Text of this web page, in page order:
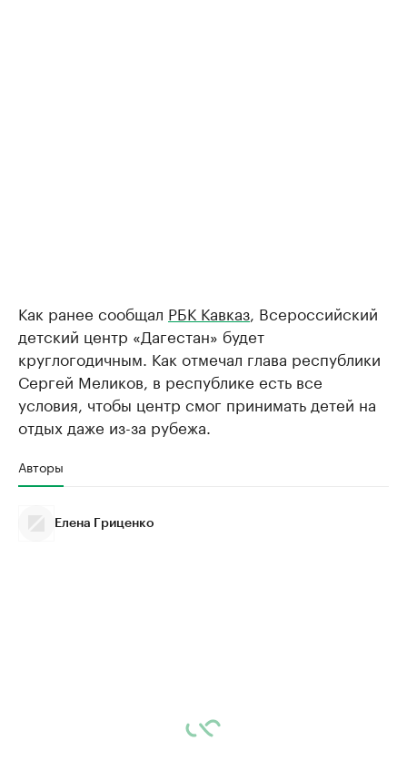
Как ранее сообщал РБК Кавказ , Всероссийский
детский центр «Дагестан» будет
круглогодичным. Как отмечал глава республики
Сергей Меликов, в республике есть все
условия, чтобы центр смог принимать детей на
отдых даже из-за рубежа.
Авторы
Елена Гриценко